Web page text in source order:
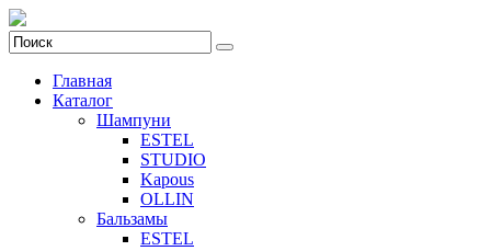
Главная
Каталог
Шампуни
ESTEL
STUDIO
Kapous
OLLIN
Бальзамы
ESTEL